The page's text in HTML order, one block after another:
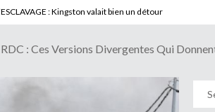
quitte le pouvoir sans partir !
: Ces Versions Divergentes Qui